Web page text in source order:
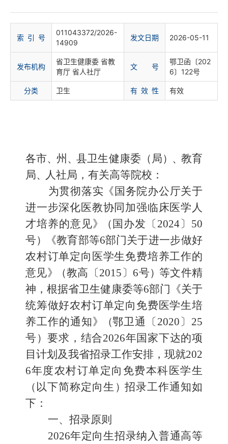
索 引 号
011043372/2026-
14909
发文日期 2026-05-11
发布机构
省卫生健康委 省教
育厅 省人社厅
文 号
鄂卫函〔202
6〕122号
分类 卫生 有 效 性 有效
各市、 州 、 县卫生健康委（局）、 教育
局、
人社局，有关高等院校：
为贯彻落实 《国务院办公厅关于
进一步深化医教协同加强临床医学人
才培养的意见》 （ 国办发〔 2024〕 50
号） 《教育部等6部门关于进一步做好
农村订单定向医学生免费培养工作的
意见》 （教高〔2015 〕 6号） 等文件精
神，根据省卫生健康委等6部门《关于
统筹做好农村订单定向免费医学生培
养工作的通知》 （鄂卫通〔 2020 〕 25
号）要求，结合2026年国家下达的项
目计划及我省招录工作安排 ，现就202
6年度农村订单定向免费本科医学生
（ 以下简称定向生 ） 招录工作通知如
下：
一、 招录原则
2026年定向生招录纳入普通高等